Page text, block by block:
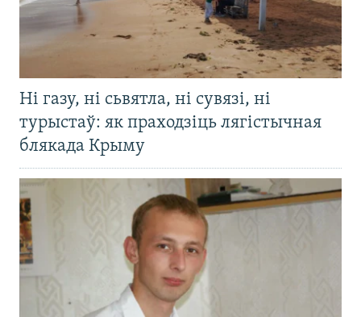
Ні газу, ні сьвятла, ні сувязі, ні
турыстаў: як праходзіць лягістычная
блякада Крыму